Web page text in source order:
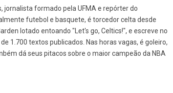
jornalista formado pela UFMA e repórter do
futebol e basquete, é torcedor celta desde
lotado entoando "Let's go, Celtics!", e escreve no
1.700 textos publicados. Nas horas vagas, é goleiro,
dá seus pitacos sobre o maior campeão da NBA